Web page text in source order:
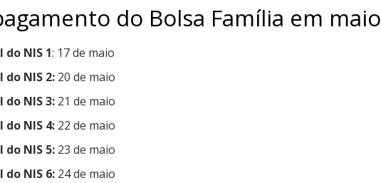
do Bolsa Família em maio
NIS 1: 17 de maio
NIS 2: 20 de maio
do NIS 3: 21 de maio
do NIS 4: 22 de maio
do NIS 5: 23 de maio
do NIS 6: 24 de maio